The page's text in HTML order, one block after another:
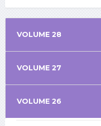
VOLUME 28
VOLUME 27
VOLUME 26